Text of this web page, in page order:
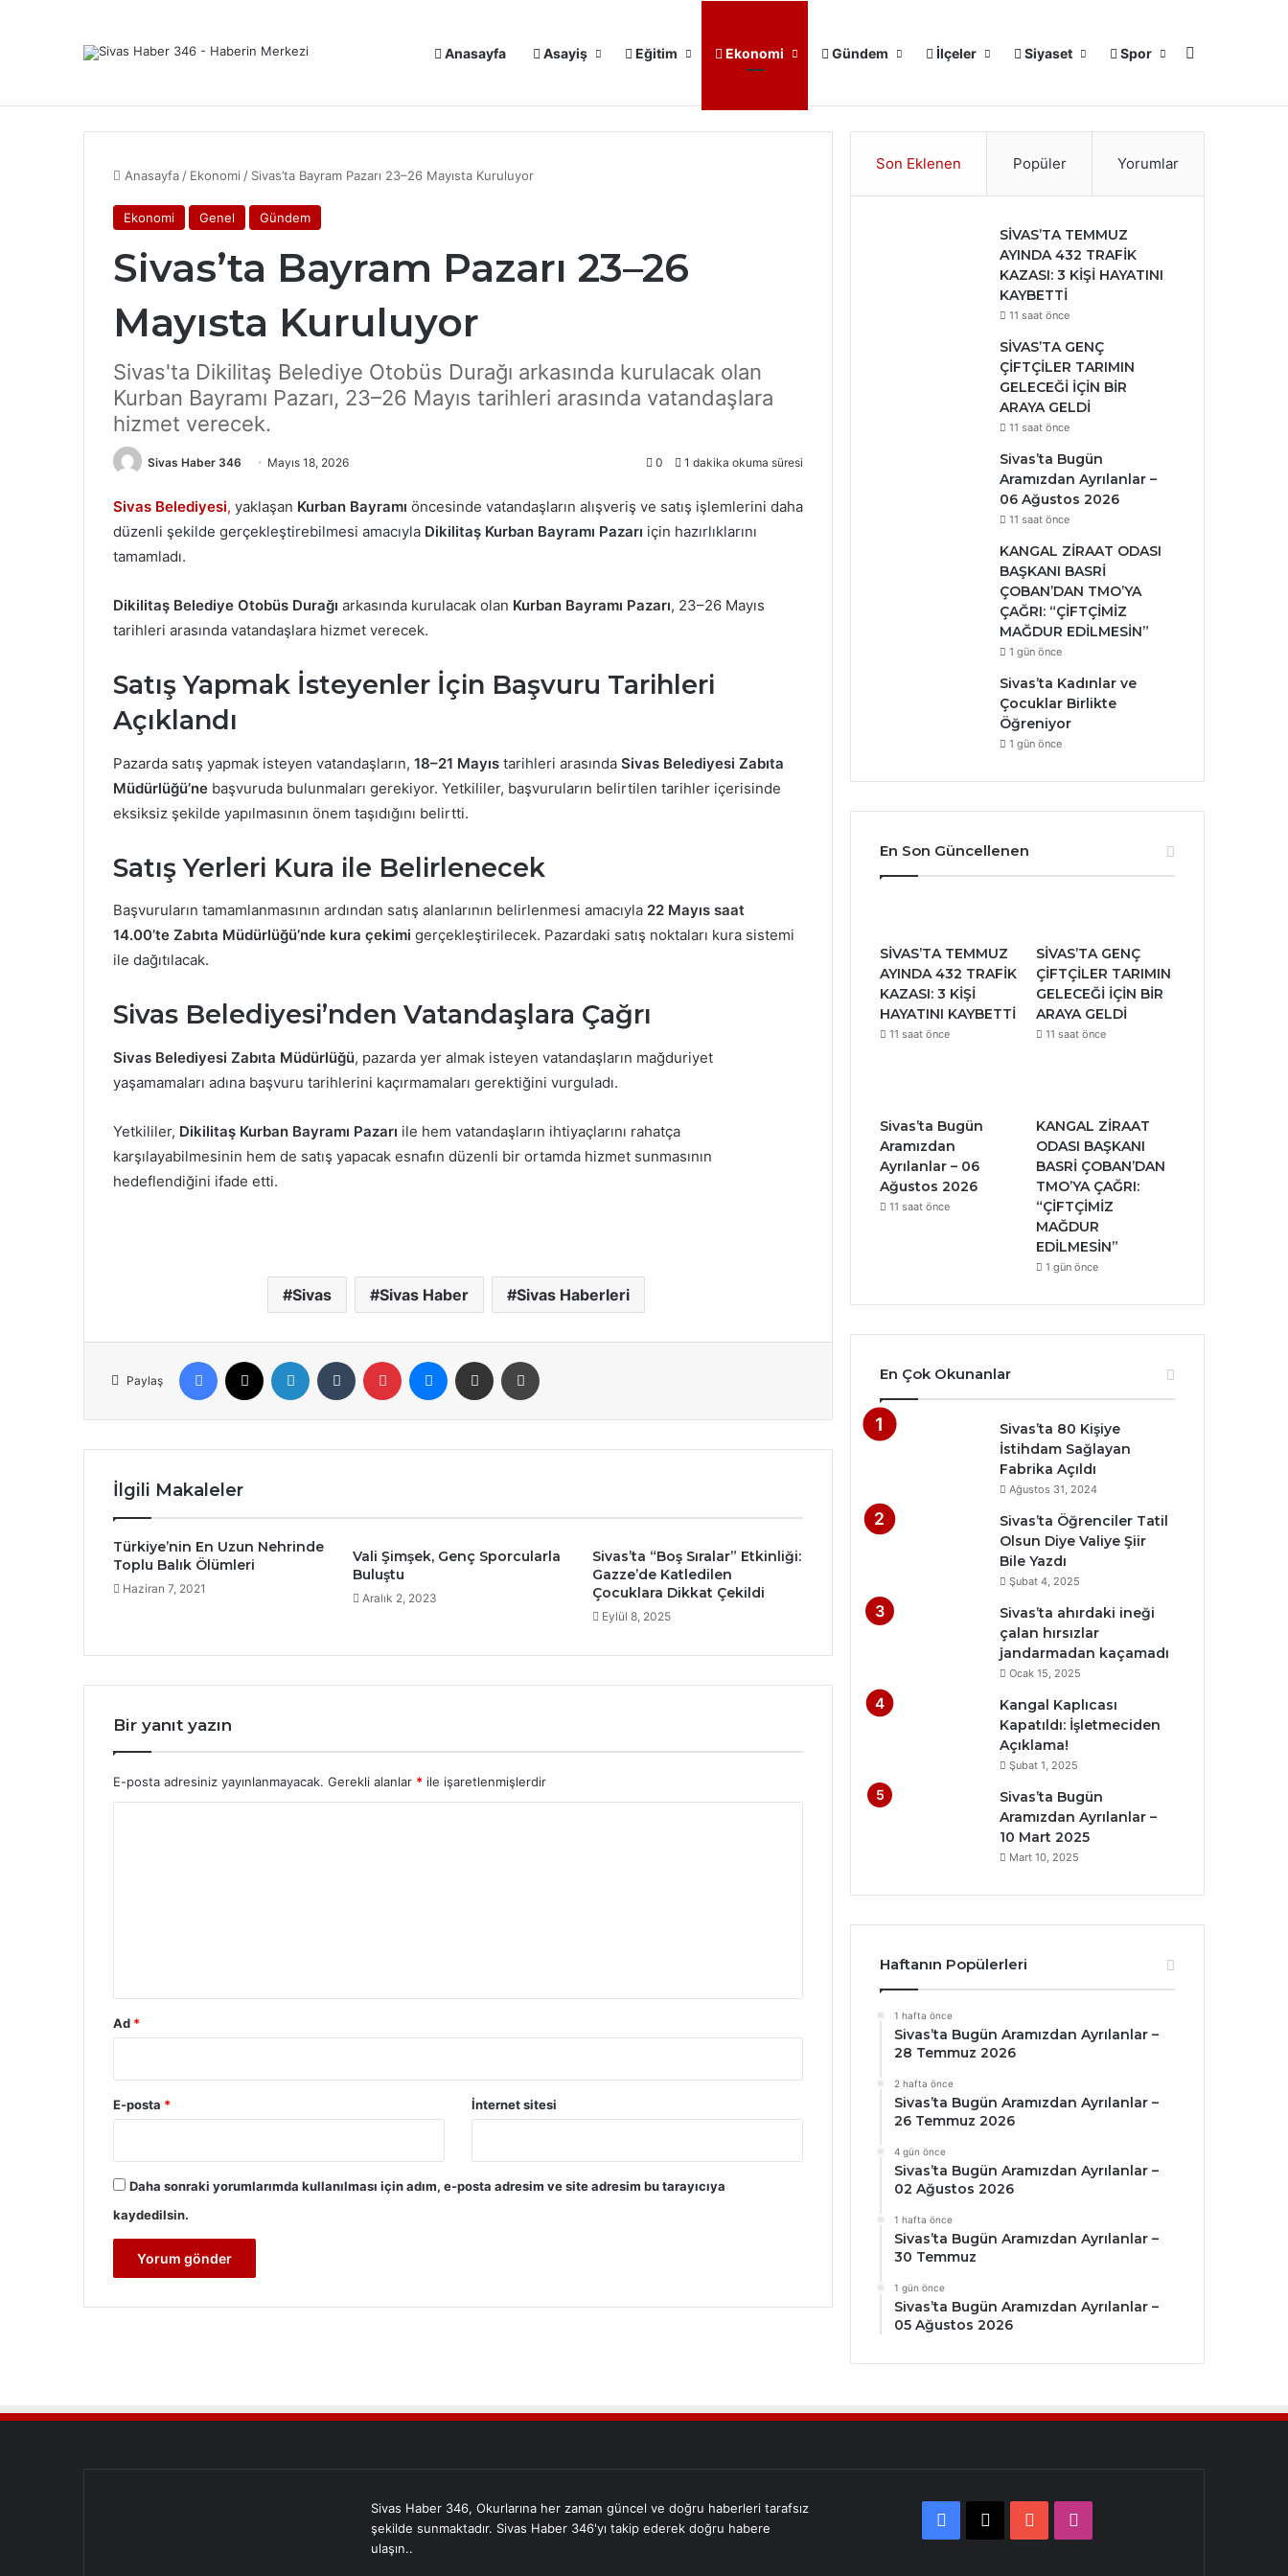
Anasayfa Asayiş Eğitim Ekonomi Gündem İlçeler Siyaset Spor
Anasayfa / Ekonomi / Sivas’ta Bayram Pazarı 23–26 Mayısta Kuruluyor
Ekonomi Genel Gündem
Sivas’ta Bayram Pazarı 23–26
Mayısta Kuruluyor
Sivas'ta Dikilitaş Belediye Otobüs Durağı arkasında kurulacak olan
Kurban Bayramı Pazarı, 23–26 Mayıs tarihleri arasında vatandaşlara
hizmet verecek.
Sivas Haber 346 Mayıs 18, 2026 0 1 dakika okuma süresi
Sivas Belediyesi, yaklaşan Kurban Bayramı öncesinde vatandaşların alışveriş ve satış işlemlerini daha
düzenli şekilde gerçekleştirebilmesi amacıyla Dikilitaş Kurban Bayramı Pazarı için hazırlıklarını
tamamladı.
Dikilitaş Belediye Otobüs Durağı arkasında kurulacak olan Kurban Bayramı Pazarı, 23–26 Mayıs
tarihleri arasında vatandaşlara hizmet verecek.
Satış Yapmak İsteyenler İçin Başvuru Tarihleri
Açıklandı
Pazarda satış yapmak isteyen vatandaşların, 18–21 Mayıs tarihleri arasında Sivas Belediyesi Zabıta
Müdürlüğü’ne başvuruda bulunmaları gerekiyor. Yetkililer, başvuruların belirtilen tarihler içerisinde
eksiksiz şekilde yapılmasının önem taşıdığını belirtti.
Satış Yerleri Kura ile Belirlenecek
Başvuruların tamamlanmasının ardından satış alanlarının belirlenmesi amacıyla 22 Mayıs saat
14.00’te Zabıta Müdürlüğü’nde kura çekimi gerçekleştirilecek. Pazardaki satış noktaları kura sistemi
ile dağıtılacak.
Sivas Belediyesi’nden Vatandaşlara Çağrı
Sivas Belediyesi Zabıta Müdürlüğü, pazarda yer almak isteyen vatandaşların mağduriyet
yaşamamaları adına başvuru tarihlerini kaçırmamaları gerektiğini vurguladı.
Yetkililer, Dikilitaş Kurban Bayramı Pazarı ile hem vatandaşların ihtiyaçlarını rahatça
karşılayabilmesinin hem de satış yapacak esnafın düzenli bir ortamda hizmet sunmasının
hedeflendiğini ifade etti.
Sivas Sivas Haber Sivas Haberleri
Paylaş
Facebook LinkedIn Tumblr Pinterest MessengerE-Posta ile paylaş
İlgili Makaleler
Türkiye’nin En Uzun Nehrinde
Toplu Balık Ölümleri
Haziran 7, 2021
Vali Şimşek, Genç Sporcularla
Buluştu
Aralık 2, 2023
Sivas’ta “Boş Sıralar” Etkinliği:
Gazze’de Katledilen
Çocuklara Dikkat Çekildi
Eylül 8, 2025
Bir yanıt yazın
E-posta adresiniz yayınlanmayacak. Gerekli alanlar * ile işaretlenmişlerdir
Ad *
E-posta * İnternet sitesi
Daha sonraki yorumlarımda kullanılması için adım, e-posta adresim ve site adresim bu tarayıcıya
kaydedilsin.
Son Eklenen Popüler Yorumlar
SİVAS’TA TEMMUZ
AYINDA 432 TRAFİK
KAZASI: 3 KİŞİ HAYATINI
KAYBETTİ
11 saat önce
SİVAS’TA GENÇ
ÇİFTÇİLER TARIMIN
GELECEĞİ İÇİN BİR
ARAYA GELDİ
11 saat önce
Sivas’ta Bugün
Aramızdan Ayrılanlar –
06 Ağustos 2026
11 saat önce
KANGAL ZİRAAT ODASI
BAŞKANI BASRİ
ÇOBAN’DAN TMO’YA
ÇAĞRI: “ÇİFTÇİMİZ
MAĞDUR EDİLMESİN”
1 gün önce
Sivas’ta Kadınlar ve
Çocuklar Birlikte
Öğreniyor
1 gün önce
En Son Güncellenen
SİVAS’TA TEMMUZ
AYINDA 432 TRAFİK
KAZASI: 3 KİŞİ
HAYATINI KAYBETTİ
11 saat önce
SİVAS’TA GENÇ
ÇİFTÇİLER TARIMIN
GELECEĞİ İÇİN BİR
ARAYA GELDİ
11 saat önce
Sivas’ta Bugün
Aramızdan
Ayrılanlar – 06
Ağustos 2026
11 saat önce
KANGAL ZİRAAT
ODASI BAŞKANI
BASRİ ÇOBAN’DAN
TMO’YA ÇAĞRI:
“ÇİFTÇİMİZ
MAĞDUR
EDİLMESİN”
1 gün önce
En Çok Okunanlar
Sivas’ta 80 Kişiye
İstihdam Sağlayan
Fabrika Açıldı
Ağustos 31, 2024
Sivas’ta Öğrenciler Tatil
Olsun Diye Valiye Şiir
Bile Yazdı
Şubat 4, 2025
Sivas’ta ahırdaki ineği
çalan hırsızlar
jandarmadan kaçamadı
Ocak 15, 2025
Kangal Kaplıcası
Kapatıldı: İşletmeciden
Açıklama!
Şubat 1, 2025
Sivas’ta Bugün
Aramızdan Ayrılanlar –
10 Mart 2025
Mart 10, 2025
Haftanın Popülerleri
1 hafta önce
Sivas’ta Bugün Aramızdan Ayrılanlar –
28 Temmuz 2026
2 hafta önce
Sivas’ta Bugün Aramızdan Ayrılanlar –
26 Temmuz 2026
4 gün önce
Sivas’ta Bugün Aramızdan Ayrılanlar –
02 Ağustos 2026
1 hafta önce
Sivas’ta Bugün Aramızdan Ayrılanlar –
30 Temmuz
1 gün önce
Sivas’ta Bugün Aramızdan Ayrılanlar –
05 Ağustos 2026
Sivas Haber 346, Okurlarına her zaman güncel ve doğru haberleri tarafsız
şekilde sunmaktadır. Sivas Haber 346'yı takip ederek doğru habere
ulaşın..
Facebook
X YouTube